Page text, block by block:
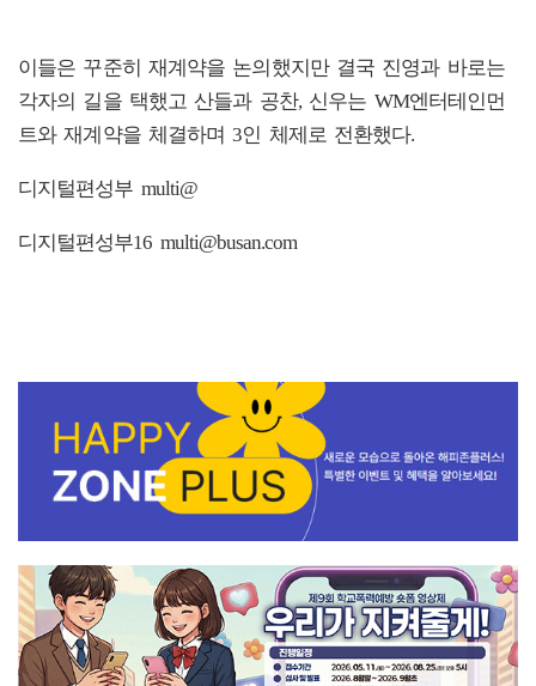
이들은 꾸준히 재계약을 논의했지만 결국 진영과 바로는
각자의 길을 택했고 산들과 공찬, 신우는 WM엔터테인먼
트와 재계약을 체결하며 3인 체제로 전환했다.
디지털편성부 multi@
디지털편성부16 multi@busan.com